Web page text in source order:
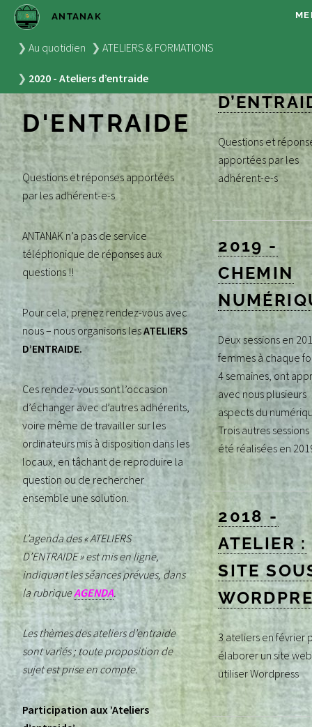
ANTANAK
Au quotidien ATELIERS & FORMATIONS
2020 - Ateliers d’entraide
2020 -
ATELIERS
D'ENTRAIDE
Questions et réponses apportées
par les adhérent-e-s
ANTANAK n’a pas de service
téléphonique de réponses aux
questions !!
Pour cela, prenez rendez-vous avec
nous – nous organisons lesATELIERS
D’ENTRAIDE.
Ces rendez-vous sont l’occasion
d’échanger avec d’autres adhérents,
voire même de travailler sur les
ordinateurs mis à disposition dans les
locaux, en tâchant de reproduire la
question ou de rechercher
ensemble une solution.
L’agenda des « ATELIERS
D’ENTRAIDE » est mis en ligne,
indiquant les séances prévues, dans
la rubriqueAGENDA.
Les thèmes des ateliers d’entraide
sont variés ; toute proposition de
sujet est prise en compte.
Participation aux ’Ateliers
Questions et
apportées par les
adhérent-e-s
2019 -
CHEMIN
Deux sessions en
femmes à chaque
4 semaines, ont
avec nous plusieurs
aspects du
Trois autres
été réalisées en
2018 -
ATELIER :
SITE
3 ateliers en février
élaborer un site
utiliser Wordpress